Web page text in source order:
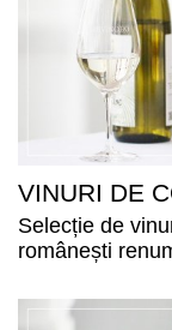
VINURI DE
Selecție de
românești